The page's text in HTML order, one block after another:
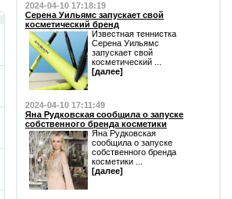
2024-04-10 17:18:19
Серена Уильямс запускает свой
косметический бренд
Известная теннистка
Серена Уильямс
запускает свой
косметический ...
[далее]
2024-04-10 17:11:49
Яна Рудковская сообщила о запуске
собственного бренда косметики
Яна Рудковская
сообщила о запуске
собственного бренда
косметики ...
[далее]